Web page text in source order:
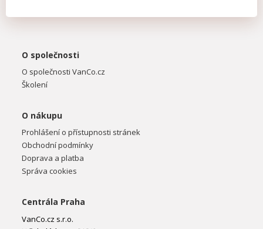
O společnosti
O společnosti VanCo.cz
Školení
O nákupu
Prohlášení o přístupnosti stránek
Obchodní podmínky
Doprava a platba
Správa cookies
Centrála Praha
VanCo.cz s.r.o.